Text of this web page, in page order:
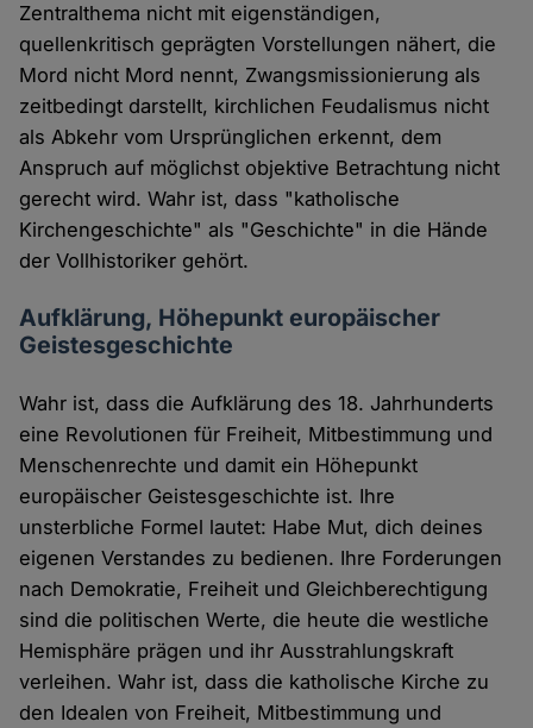
Zentralthema nicht mit eigenständigen,
quellenkritisch geprägten Vorstellungen nähert, die
Mord nicht Mord nennt, Zwangsmissionierung als
zeitbedingt darstellt, kirchlichen Feudalismus nicht
als Abkehr vom Ursprünglichen erkennt, dem
Anspruch auf möglichst objektive Betrachtung nicht
gerecht wird. Wahr ist, dass "katholische
Kirchengeschichte" als "Geschichte" in die Hände
der Vollhistoriker gehört.
Aufklärung, Höhepunkt europäischer
Geistesgeschichte
Wahr ist, dass die Aufklärung des 18. Jahrhunderts
eine Revolutionen für Freiheit, Mitbestimmung und
Menschenrechte und damit ein Höhepunkt
europäischer Geistesgeschichte ist. Ihre
unsterbliche Formel lautet: Habe Mut, dich deines
eigenen Verstandes zu bedienen. Ihre Forderungen
nach Demokratie, Freiheit und Gleichberechtigung
sind die politischen Werte, die heute die westliche
Hemisphäre prägen und ihr Ausstrahlungskraft
verleihen. Wahr ist, dass die katholische Kirche zu
den Idealen von Freiheit, Mitbestimmung und